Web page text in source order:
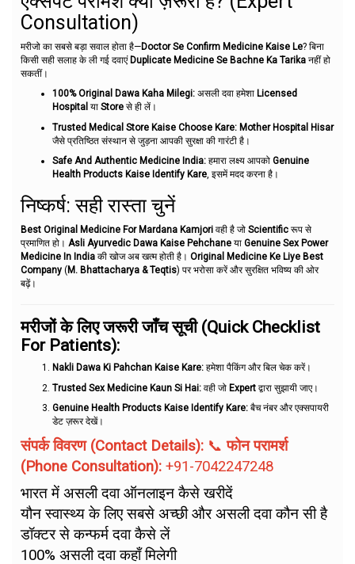
Consultation)
मरीजो का सबसे बड़ा सवाल होता है—Doctor Se Confirm Medicine Kaise Le? बिना
किसी सही सलाह के ली गई दवाएं Duplicate Medicine Se Bachne Ka Tarika नहीं हो
सकतीं।
100% Original Dawa Kaha Milegi: असली दवा हमेशा Licensed
Hospital या Store से ही लें।
Trusted Medical Store Kaise Choose Kare: Mother Hospital Hisar
जैसे प्रतिष्ठित संस्थान से जुड़ना आपकी सुरक्षा की गारंटी है।
Safe And Authentic Medicine India: हमारा लक्ष्य आपको Genuine
Health Products Kaise Identify Kare, इसमें मदद करना है।
निष्कर्ष: सही रास्ता चुनें
Best Original Medicine For Mardana Kamjori वही है जो Scientific रूप से
प्रमाणित हो। Asli Ayurvedic Dawa Kaise Pehchane या Genuine Sex Power
Medicine In India की खोज अब खत्म होती है। Original Medicine Ke Liye Best
Company (M. Bhattacharya & Teqtis) पर भरोसा करें और सुरक्षित भविष्य की ओर
बढ़ें।
मरीजों के लिए जरूरी जाँच सूची (Quick Checklist
For Patients):
Nakli Dawa Ki Pahchan Kaise Kare: हमेशा पैकिंग और बिल चेक करें।
Trusted Sex Medicine Kaun Si Hai: वही जो Expert द्वारा सुझायी जाए।
Genuine Health Products Kaise Identify Kare: बैच नंबर और एक्सपायरी
डेट ज़रूर देखें।
संपर्क विवरण (Contact Details): 📞फोन परामर्श
(Phone Consultation): +91-7042247248
भारत में असली दवा ऑनलाइन कैसे खरीदें
यौन स्वास्थ्य के लिए सबसे अच्छी और असली दवा कौन सी है
डॉक्टर से कन्फर्म दवा कैसे लें
100% असली दवा कहाँ मिलेगी